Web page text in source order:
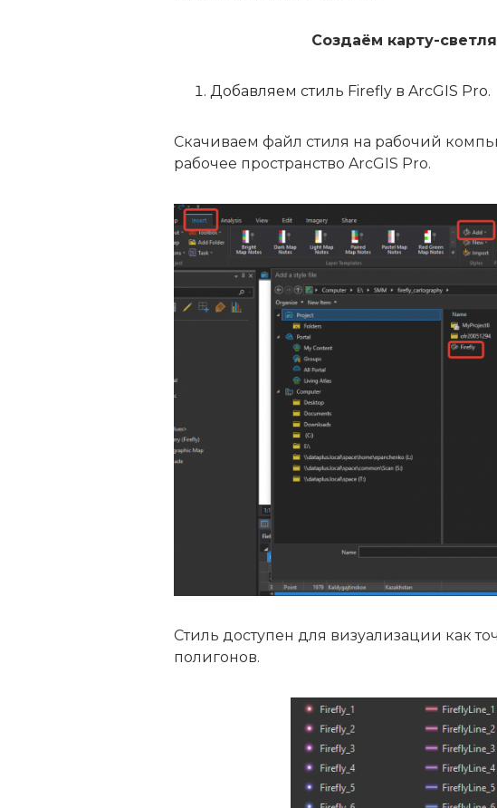
Создаём карту-
Добавляем стиль Firefly в ArcGIS Pro.
Скачиваем файл стиля на рабочий
рабочее пространство ArcGIS Pro.
Стиль доступен для визуализации как
полигонов.